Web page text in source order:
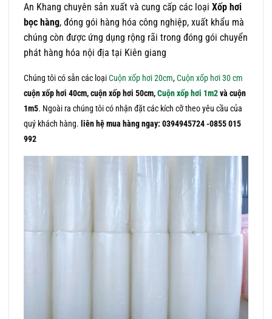
An Khang chuyên sản xuất và cung cấp các loại Xốp hơi
bọc hàng, đóng gói hàng hóa công nghiệp, xuất khẩu mà
chúng còn được ứng dụng rộng rãi trong đóng gói chuyển
phát hàng hóa nội địa tại Kiên giang
Chúng tôi có sẵn các loạiCuộn xốp hơi 20cm,Cuộn xốp hơi 30 cm
cuộn xốp hơi 40cm, cuộn xốp hơi 50cm,Cuộn xốp hơi 1m2và cuộn
1m5. Ngoài ra chúng tôi có nhận đặt các kích cỡ theo yêu cầu của
quý khách hàng. liên hệ mua hàng ngay: 0394945724 -0855 015
992